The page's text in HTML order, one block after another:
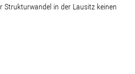
Strukturwandel in der Lausitz keinen